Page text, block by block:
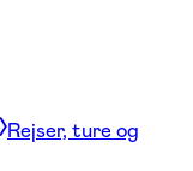
Rejser, ture og